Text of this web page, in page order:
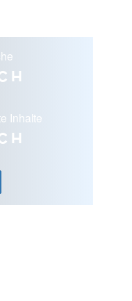
Inhalte